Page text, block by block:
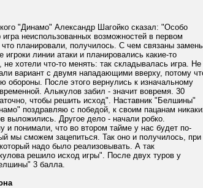
"Динамо" Александр Шагойко сказал: "Особо
неиспользованных возможностей в первом
планировали, получилось. С чем связаны
линии атаки и планировались какие-то
хотели что-то менять: так складывалась игра. Не
вариант с двумя нападающими вверху, потому
обороны. После этого вернулись к изначальному
Алыкулов забил - значит вовремя. 30
чтобы решить исход". Наставник "Белшины"
поздравляю с победой, к своим пацанам
выложились. Другое дело - начали робко.
и понимали, что во втором тайме у нас будет по-
мы сможем зацепиться. Так оно и получилось, при
надо было реализовывать. А так
решило исход игры". После двух туров у
3 балла.